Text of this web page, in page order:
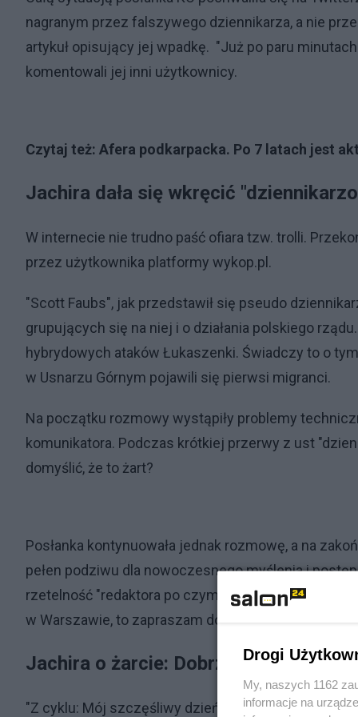
nagranym przez falszywego dziennikarza, a nie
artykuł opisujący jej wpadkę. "Już po paru
komentowali jej inni użytkownicy.
Czytaj też: Afera podkarpacka. Po 7 latach jest
Jachira dała się wkręcić
W internecie nie trudno paść ofiara tzw. trolli.
przez użytkownika platformy wykop.pl.
"Scott Faubs", jak przedstawił się pseudo
grupujących się na niej i o działania polskiego
hybrydowych ataków Łukaszenki. Świadczy to o
w Usnarzu Górnym pojawili się pierwsi migranci.
Na początku rozmowy wystąpiły problemy
komunikatora. Podczas krótkiej przerwy z ust
domyślić, że to żart?
Posłanka kontynuowała jednak rozmowę, a na
pełen podziwu dla nowoczesnego myślenia i
rzetelność "redaktora po czym nawet zaprosiła go
w Warszawie, to zapraszam do biura na kawę i
Jachira o żarcie: Dobrze, że nie
"Z cyklu: Mój szczęśliwy dzień w państwie PiS -
Drogi
My, naszych 1162
informacje na